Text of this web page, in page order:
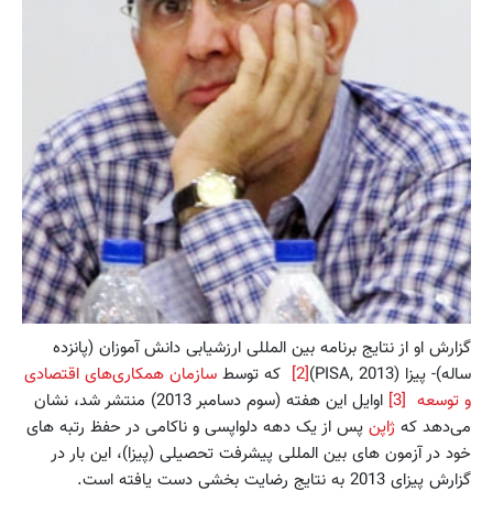
گزارش او از نتایج برنامه بین المللی ارزشیابی دانش آموزان (پانزده
ساله)- پیزا (PISA, 2013)
[2] که توسط سازمان همکاری‌های اقتصادی
و توسعه [3]
اوایل این هفته (سوم دسامبر 2013) منتشر شد، نشان
می‌دهد که ژاپن پس از یک دهه دلواپسی و ناکامی در حفظ رتبه های
خود در آزمون های بین المللی پیشرفت تحصیلی (پیزا)، این بار در
گزارش پیزای 2013 به نتایج رضایت بخشی دست یافته است.